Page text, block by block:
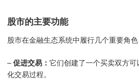
股市的主要功能
股市在金融生态系统中履行几个重要角色
–促进交易： 它们创建了一个买卖双方
化交易过程。